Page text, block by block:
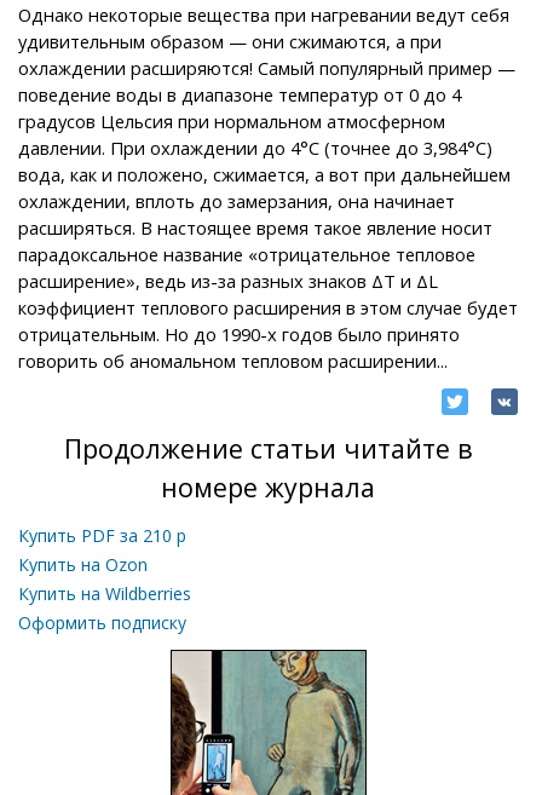
Однако некоторые вещества при нагревании ведут себя
удивительным образом — они сжимаются, а при
охлаждении расширяются! Самый популярный пример —
поведение воды в диапазоне температур от 0 до 4
градусов Цельсия при нормальном атмосферном
давлении. При охлаждении до 4°C (точнее до 3,984°С)
вода, как и положено, сжимается, а вот при дальнейшем
охлаждении, вплоть до замерзания, она начинает
расширяться. В настоящее время такое явление носит
парадоксальное название «отрицательное тепловое
расширение», ведь из-за разных знаков ΔT и ΔL
коэффициент теплового расширения в этом случае будет
отрицательным. Но до 1990-х годов было принято
говорить об аномальном тепловом расширении...
Продолжение статьи читайте в
номере журнала
Купить PDF за 210 р
Купить на Ozon
Купить на Wildberries
Оформить подписку